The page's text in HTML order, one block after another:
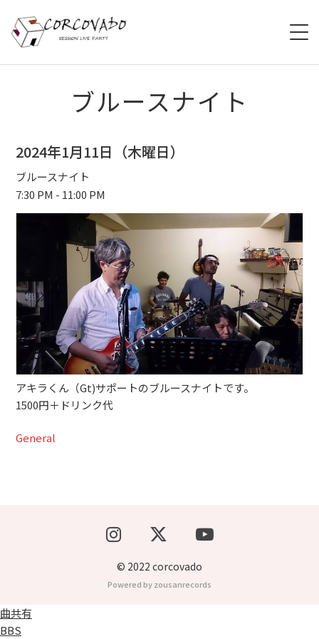
SCHEDULE
MENU
ACCESS
CONTACT
ブッキングライブ出演者募集！！
楽器機材等
ブルースナイト
2024年1月11日（木曜日）
ブルースナイト
7:30 PM - 11:00 PM
アキラくん（Gt)サポートのブルースナイトです。
1500円＋ドリンク代
General
© 2022 corcovado
Powered by zousanrecords
曲共有
BBS